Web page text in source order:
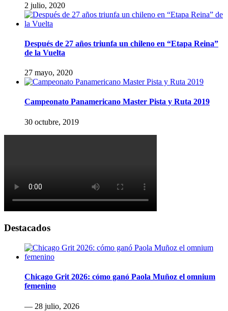
2 julio, 2020
Después de 27 años triunfa un chileno en “Etapa Reina”
de la Vuelta
27 mayo, 2020
Campeonato Panamericano Master Pista y Ruta 2019
30 octubre, 2019
Destacados
Chicago Grit 2026: cómo ganó Paola Muñoz el omnium
femenino
— 28 julio, 2026